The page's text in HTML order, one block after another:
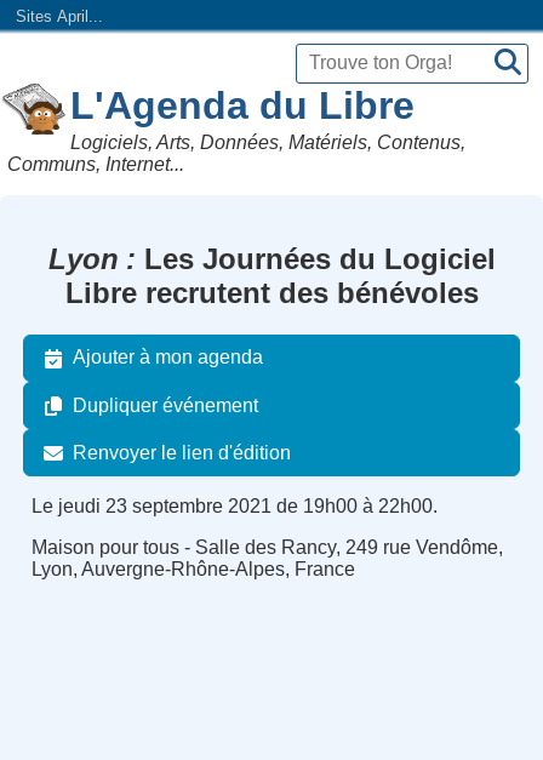
Sites April...
L'Agenda du Libre
Logiciels, Arts, Données, Matériels, Contenus,
Communs, Internet...
Lyon
Les Journées du Logiciel
Libre recrutent des bénévoles
Ajouter à mon agenda
Dupliquer événement
Renvoyer le lien d'édition
Le jeudi 23 septembre 2021 de 19h00 à 22h00.
Maison pour tous - Salle des Rancy, 249 rue Vendôme,
Lyon, Auvergne-Rhône-Alpes, France